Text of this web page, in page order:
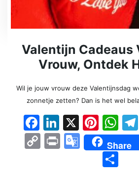
Valentijn Cadeaus
Vrouw, Ontdek
Wil je jouw vrouw deze Valentijnsdag
zonnetje zetten? Dan is het wel
Facebook
LinkedIn
X
CopyPrintGoogle
Share